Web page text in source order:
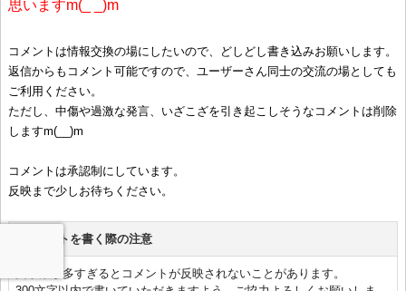
思いますm(_ _)m
コメントは情報交換の場にしたいので、どしどし書き込みお願いします。
返信からもコメント可能ですので、ユーザーさん同士の交流の場としても
ご利用ください。
ただし、中傷や過激な発言、いざこざを引き起こしそうなコメントは削除
しますm(__)m
コメントは承認制にしています。
反映まで少しお待ちください。
■コメントを書く際の注意
文字数が多すぎるとコメントが反映されないことがあります。